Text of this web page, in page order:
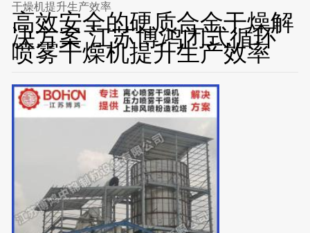
干燥机提升生产效率
高效安全的硬质合金干燥解
决方案 江苏博鸿闭式循环
喷雾干燥机提升生产效率